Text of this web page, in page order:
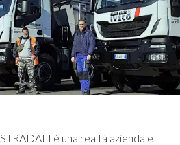
è una realtà aziendale